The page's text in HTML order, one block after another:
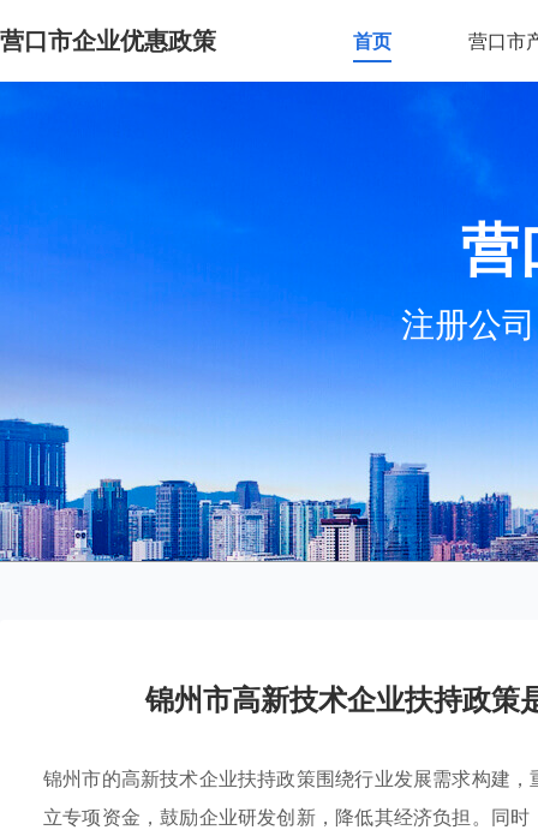
营口市企业优惠政策 首页 营口市
营
注册公
锦州市高新技术企业扶持政策
锦州市的高新技术企业扶持政策围绕行业发展需求构建，
立专项资金，鼓励企业研发创新，降低其经济负担。同